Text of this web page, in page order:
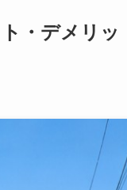
・デメリッ